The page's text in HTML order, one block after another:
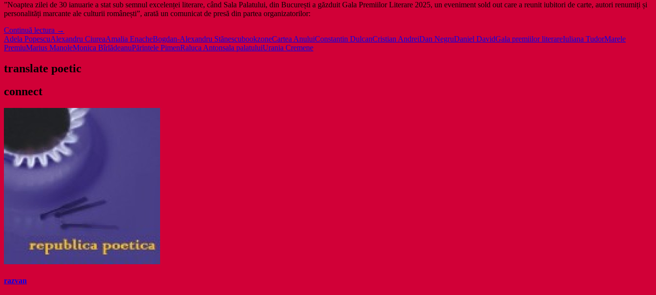
”Noaptea zilei de 30 ianuarie a stat sub semnul excelenței literare, când Sala Palatului, din București a găzduit Gala Premiilor Literare 2025, un eveniment sold out care a reunit iubitori de carte, autori renumiți și
personalități marcante ale culturii românești”, arată un comunicat de presă din partea organizatorilor:
Continuă lectura Ce
au
remarcat
la
→
Adela PopescuAlexandru CiureaAmalia EnacheBogdan-Alexandru StănescubookzoneCartea AnuluiConstantin DulcanCristian AndreiDan NegruDaniel DavidGala premiilor literareIuliana TudorMarele
PremiuMarius ManoleMonica BîrlădeanuPărintele PimenRaluca Antonsala palatuluiUrania Cremene
translate poetic
connect
razvan